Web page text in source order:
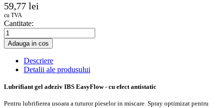
59,77 lei
cu TVA
Cantitate:
Adauga in cos
Descriere
Detalii ale produsului
Lubrifiant gel adeziv IBS EasyFlow - cu efect antistatic
Pentru lubrifierea usoara a tuturor pieselor in miscare. Spray optimizat pentru